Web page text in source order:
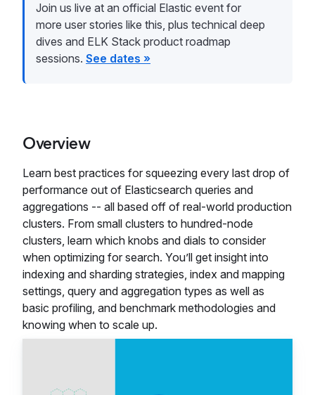
Join us live at an official Elastic event for
more user stories like this, plus technical deep
dives and ELK Stack product roadmap
sessions. See dates »
Overview
Learn best practices for squeezing every last drop of
performance out of Elasticsearch queries and
aggregations -- all based off of real-world production
clusters. From small clusters to hundred-node
clusters, learn which knobs and dials to consider
when optimizing for search. You’ll get insight into
indexing and sharding strategies, index and mapping
settings, query and aggregation types as well as
basic profiling, and benchmark methodologies and
knowing when to scale up.